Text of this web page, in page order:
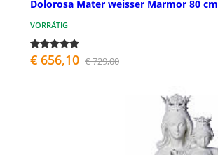
Dolorosa Mater weisser Marmor 80 cm
VORRÄTIG
€ 656,10 € 729,00